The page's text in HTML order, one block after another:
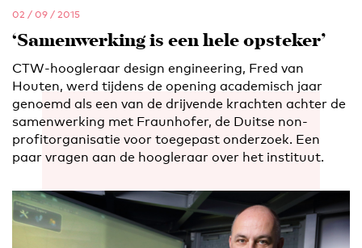
02 / 09 / 2015
‘Samenwerking is een hele opsteker’
CTW-hoogleraar design engineering, Fred van
Houten, werd tijdens de opening academisch jaar
genoemd als een van de drijvende krachten achter de
samenwerking met Fraunhofer, de Duitse non-
profitorganisatie voor toegepast onderzoek. Een
paar vragen aan de hoogleraar over het instituut.